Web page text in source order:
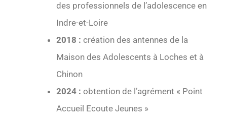
des professionnels de l’adolescence en
Indre-et-Loire
2018 : création des antennes de la
Maison des Adolescents à Loches et à
Chinon
2024 : obtention de l’agrément « Point
Accueil Ecoute Jeunes »